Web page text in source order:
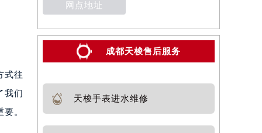
式往
我们
。
网点地址
成都天梭售后服务
天梭手表进水维修